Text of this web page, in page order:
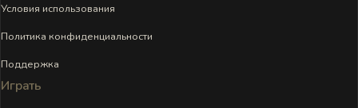
Условия использования
Политика конфиденциальности
Поддержка
Играть